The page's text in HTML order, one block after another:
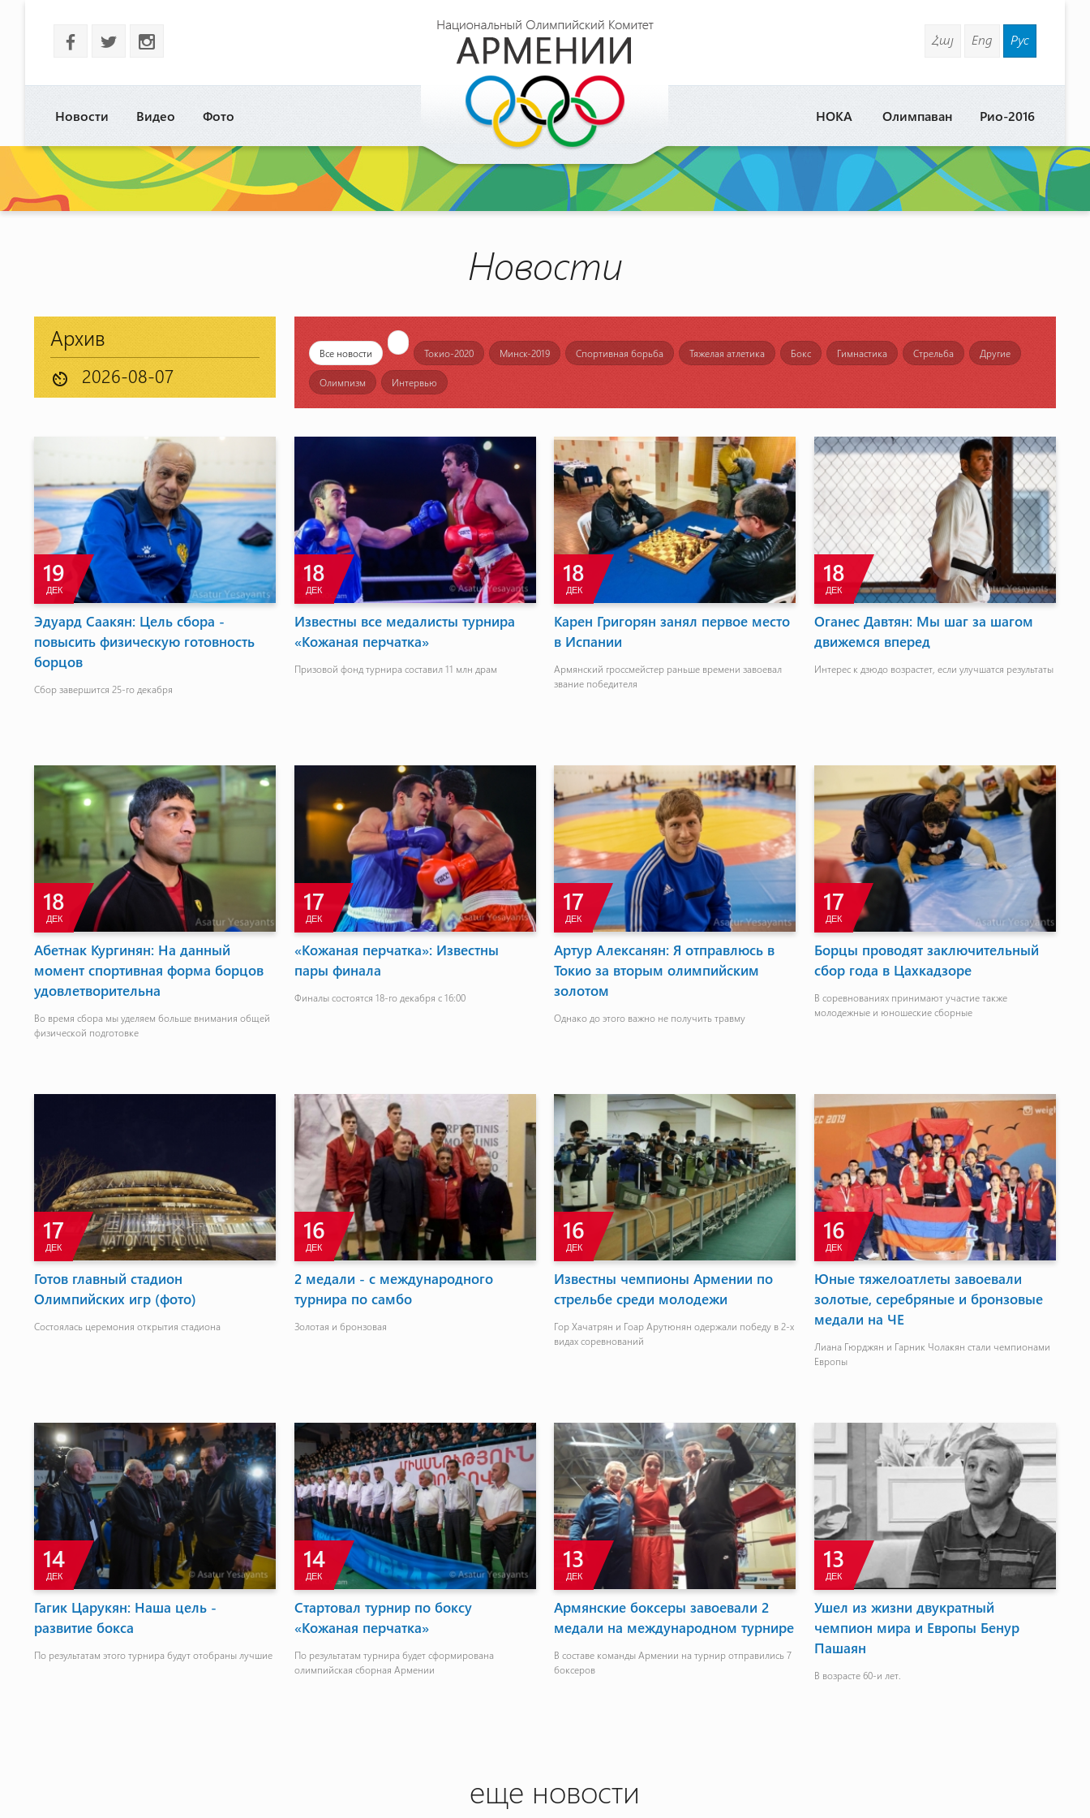
b a x Հայ Eng Рус
Новости Видео Фото Рио-2016
Олимпаван
НОКА
Новости
Архив
av_timer
Все новости Токио-2020 Минск-2019 Спортивная борьба Тяжелая атлетика Бокс Гимнастика Стрельба Другие
Олимпизм Интервью
19
ДЕК
Эдуард Саакян: Цель сбора -
повысить физическую готовность
борцов
Сбор завершится 25-го декабря
18
ДЕК
Известны все медалисты турнира
«Кожаная перчатка»
Призовой фонд турнира составил 11 млн драм
18
ДЕК
Карен Григорян занял первое место
в Испании
Армянский гроссмейстер раньше времени завоевал
звание победителя
18
ДЕК
Оганес Давтян: Мы шаг за шагом
движемся вперед
Интерес к дзюдо возрастет, если улучшатся результаты
18
ДЕК
Абетнак Кургинян: На данный
момент спортивная форма борцов
удовлетворительна
Во время сбора мы уделяем больше внимания общей
физической подготовке
17
ДЕК
«Кожаная перчатка»: Известны
пары финала
Финалы состоятся 18-го декабря с 16:00
17
ДЕК
Артур Алексанян: Я отправлюсь в
Токио за вторым олимпийским
золотом
Однако до этого важно не получить травму
17
ДЕК
Борцы проводят заключительный
сбор года в Цахкадзоре
В соревнованиях принимают участие также
молодежные и юношеские сборные
17
ДЕК
Готов главный стадион
Олимпийских игр (фото)
Состоялась церемония открытия стадиона
16
ДЕК
2 медали - с международного
турнира по самбо
Золотая и бронзовая
16
ДЕК
Известны чемпионы Армении по
стрельбе среди молодежи
Гор Хачатрян и Гоар Арутюнян одержали победу в 2-х
видах соревнований
16
ДЕК
Юные тяжелоатлеты завоевали
золотые, серебряные и бронзовые
медали на ЧЕ
Лиана Гюрджян и Гарник Чолакян стали чемпионами
Европы
14
ДЕК
Гагик Царукян: Наша цель -
развитие бокса
По результатам этого турнира будут отобраны лучшие
14
ДЕК
Стартовал турнир по боксу
«Кожаная перчатка»
По результатам турнира будет сформирована
олимпийская сборная Армении
13
ДЕК
Армянские боксеры завоевали 2
медали на международном турнире
В составе команды Армении на турнир отправились 7
боксеров
13
ДЕК
Ушел из жизни двукратный
чемпион мира и Европы Бенур
Пашаян
В возрасте 60-и лет.
еще новости